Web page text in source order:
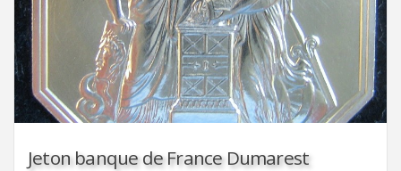
Jeton banque de France Dumarest